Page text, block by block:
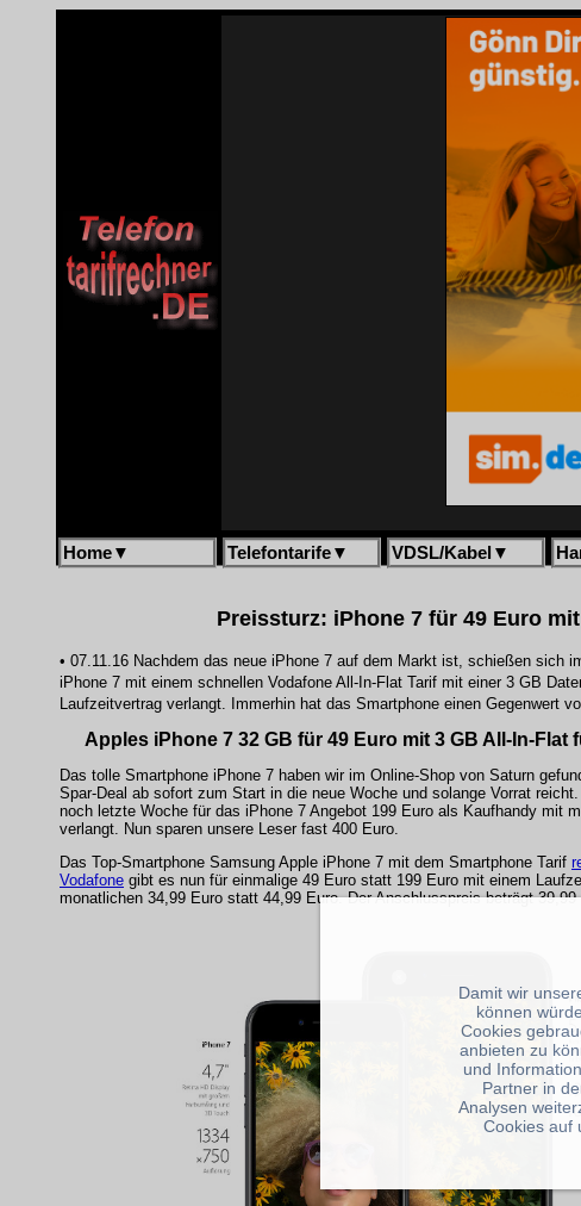
Home▼ Telefontarife▼ VDSL/Kabel ▼
Preissturz: iPhone 7 für 49 Euro
• 07.11.16 Nachdem das neue iPhone 7 auf dem Markt ist, schießen sich
iPhone 7 mit einem schnellen Vodafone All-In-Flat Tarif mit einer 3 GB
Laufzeitvertrag verlangt. Immerhin hat das Smartphone einen Gegenwert
Apples iPhone 7 32 GB für 49 Euro mit 3 GB All-In-Flat
Das tolle Smartphone iPhone 7 haben wir im Online-Shop von Saturn
Spar-Deal ab sofort zum Start in die neue Woche und solange Vorrat
noch letzte Woche für das iPhone 7 Angebot 199 Euro als Kaufhandy mit
verlangt. Nun sparen unsere Leser fast 400 Euro.
Das Top-Smartphone Samsung Apple iPhone 7 mit dem Smartphone Tarif
Vodafone gibt es nun für einmalige 49 Euro statt 199 Euro mit einem
monatlichen 34,99 Euro statt 44,99 Euro. Der Anschlusspreis beträgt 39,99
Damit wir
können
Cookies
anbieten zu
und
Partner in
Analysen
Cookies auf